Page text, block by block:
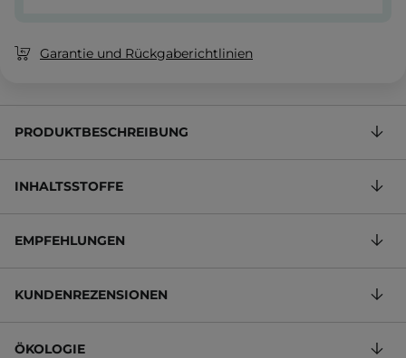
Garantie und Rückgaberichtlinien
PRODUKTBESCHREIBUNG
INHALTSSTOFFE
EMPFEHLUNGEN
KUNDENREZENSIONEN
ÖKOLOGIE